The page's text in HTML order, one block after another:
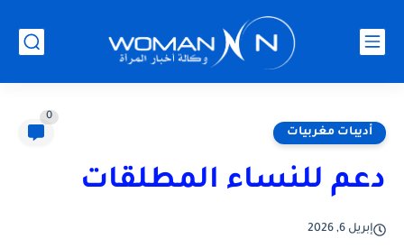
أديبات مغربيات
0
دعم للنساء المطلقات
إبريل 6, 2026